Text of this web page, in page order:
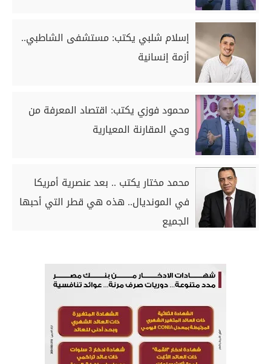
إسلام شلبي يكتب: مستشفى الشاطبي..
أزمة إنسانية
محمود فوزي يكتب: اقتصاد المعرفة من
وحي المقارنة المعيارية
محمد مختار يكتب .. بعد عنصرية أمريكا
في المونديال.. هذه هي قطر التي أحبها
الجميع